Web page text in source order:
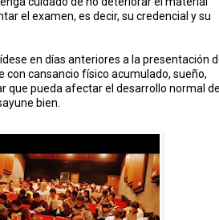
el examen, es decir, su credencial y su
en días anteriores a la presentación
con cansancio físico acumulado, sueño,
que pueda afectar el desarrollo normal
bien.